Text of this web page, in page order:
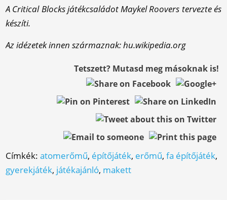
A Critical Blocks játékcsaládot Maykel Roovers tervezte és
készíti.
Az idézetek innen származnak: hu.wikipedia.org
Tetszett? Mutasd meg másoknak is!
Címkék:atomerőmű, építőjáték, erőmű,fa építőjáték,
gyerekjáték, játékajánló, makett